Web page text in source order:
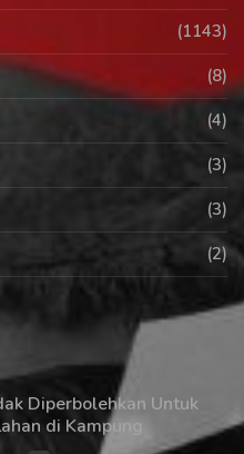
(1143)
(8)
(4)
(3)
(3)
(2)
Diperbolehkan Untuk
di Kampung